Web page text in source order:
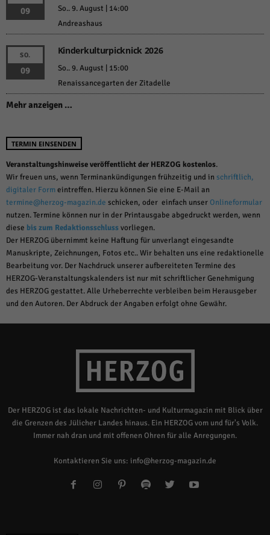
09
So.. 9. August | 14:00
Andreashaus
SO.
09
Kinderkulturpicknick 2026
So.. 9. August | 15:00
Renaissancegarten der Zitadelle
Mehr anzeigen …
TERMIN EINSENDEN
Veranstaltungshinweise veröffentlicht der HERZOG kostenlos.
Wir freuen uns, wenn Terminankündigungen frühzeitig und in schriftlich,
digitaler Formeintreffen. Hierzu können Sie eine E-Mail an
termine@herzog-magazin.de schicken, oder einfach unserOnlineformular
nutzen. Termine können nur in der Printausgabe abgedruckt werden, wenn
diese bis zum Redaktionsschlussvorliegen.
Der HERZOG übernimmt keine Haftung für unverlangt eingesandte
Manuskripte, Zeichnungen, Fotos etc.. Wir behalten uns eine redaktionelle
Bearbeitung vor. Der Nachdruck unserer aufbereiteten Termine des
HERZOG-Veranstaltungskalenders ist nur mit schriftlicher Genehmigung
des HERZOG gestattet. Alle Urheberrechte verbleiben beim Herausgeber
und den Autoren. Der Abdruck der Angaben erfolgt ohne Gewähr.
Der HERZOG ist das lokale Nachrichten- und Kulturmagazin mit Blick über
die Grenzen des Jülicher Landes hinaus. Ein HERZOG vom und für's Volk.
Immer nah dran und mit offenen Ohren für alle Anregungen.
Kontaktieren Sie uns: info@herzog-magazin.de